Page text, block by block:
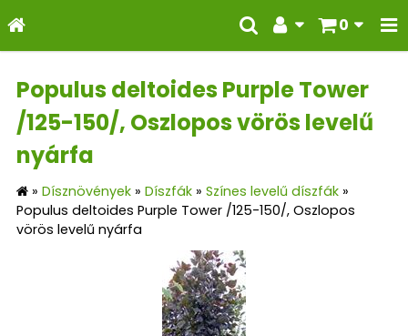
0
Populus deltoides Purple Tower
/125-150/, Oszlopos vörös levelű
nyárfa
» Dísznövények » Díszfák » Színes levelű díszfák »
Populus deltoides Purple Tower /125-150/, Oszlopos
vörös levelű nyárfa